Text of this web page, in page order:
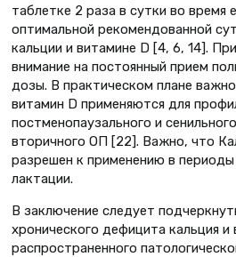
таблетке 2 раза в сутки во время
оптимальной рекомендованной
кальции и витамине D [4, 6, 14].
внимание на постоянный прием
дозы. В практическом плане
витамин D применяются для
постменопаузального и
вторичного ОП [22]. Важно, что
разрешен к применению в
лактации.
В заключение следует
хронического дефицита кальция
распространенного